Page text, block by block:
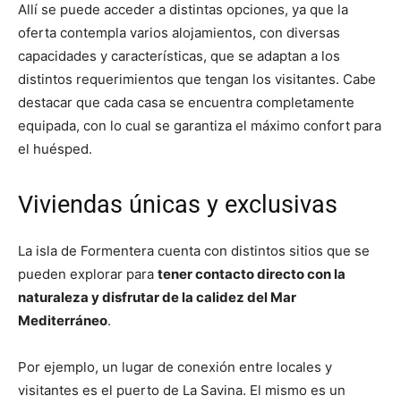
Allí se puede acceder a distintas opciones, ya que la
oferta contempla varios alojamientos, con diversas
capacidades y características, que se adaptan a los
distintos requerimientos que tengan los visitantes. Cabe
destacar que cada casa se encuentra completamente
equipada, con lo cual se garantiza el máximo confort para
el huésped.
Viviendas únicas y exclusivas
La isla de Formentera cuenta con distintos sitios que se
pueden explorar para tener contacto directo con la
naturaleza y disfrutar de la calidez del Mar
Mediterráneo.
Por ejemplo, un lugar de conexión entre locales y
visitantes es el puerto de La Savina. El mismo es un